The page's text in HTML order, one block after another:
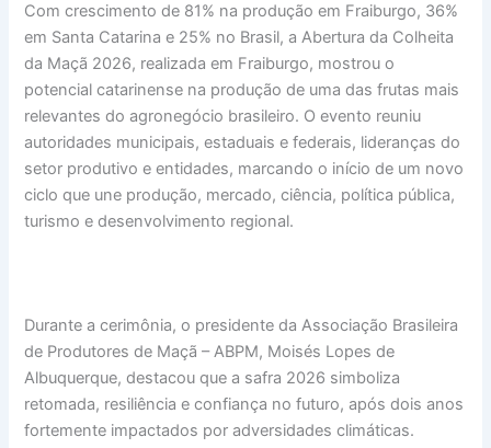
Com crescimento de 81% na produção em Fraiburgo, 36%
em Santa Catarina e 25% no Brasil, a Abertura da Colheita
da Maçã 2026, realizada em Fraiburgo, mostrou o
potencial catarinense na produção de uma das frutas mais
relevantes do agronegócio brasileiro. O evento reuniu
autoridades municipais, estaduais e federais, lideranças do
setor produtivo e entidades, marcando o início de um novo
ciclo que une produção, mercado, ciência, política pública,
turismo e desenvolvimento regional.
Durante a cerimônia, o presidente da Associação Brasileira
de Produtores de Maçã – ABPM, Moisés Lopes de
Albuquerque, destacou que a safra 2026 simboliza
retomada, resiliência e confiança no futuro, após dois anos
fortemente impactados por adversidades climáticas.